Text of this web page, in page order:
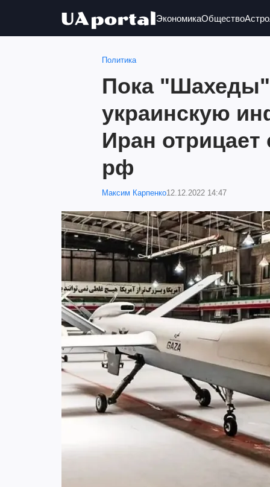
ЭкономикаОбщество
Политика
Пока
украинскую
Иран отрицает
рф
Максим Карпенко12.12.2022 14:47